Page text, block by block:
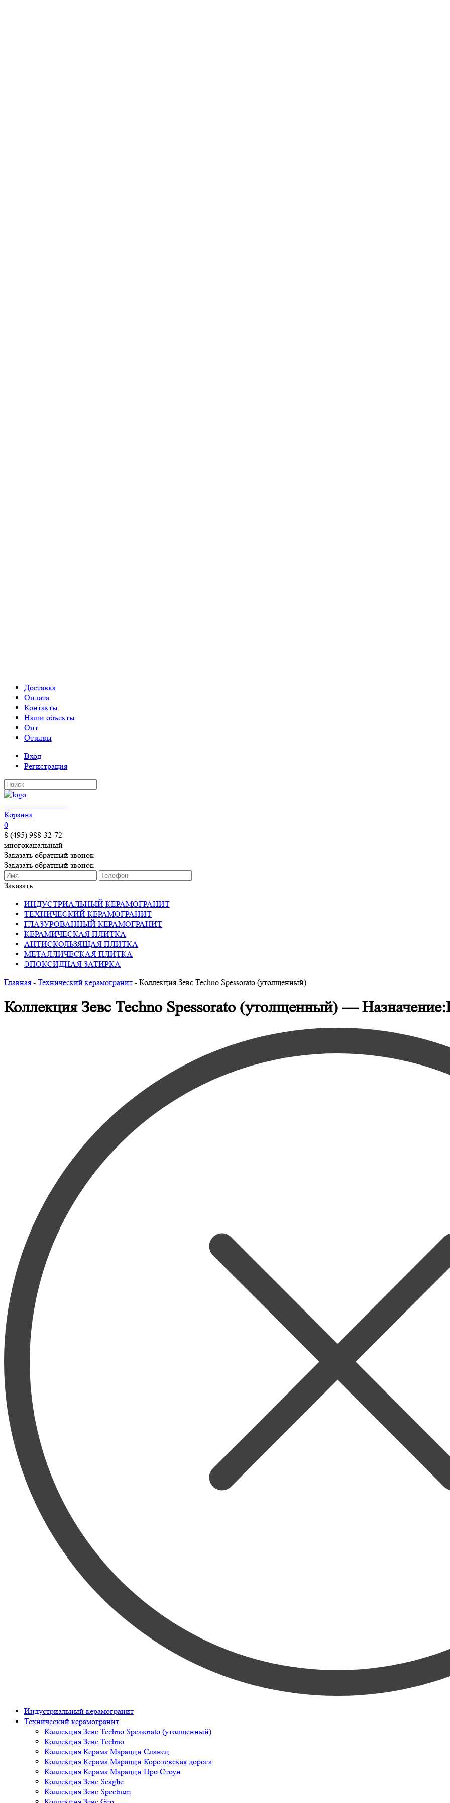
Доставка
Оплата
Контакты
Наши объекты
Опт
Отзывы
Вход
Регистрация
Корзина
0
8 (495) 988-32-72
многоканальный
Заказать обратный звонок
Заказать обратный звонок
Заказать
ИНДУСТРИАЛЬНЫЙ КЕРАМОГРАНИТ
ТЕХНИЧЕСКИЙ КЕРАМОГРАНИТ
ГЛАЗУРОВАННЫЙ КЕРАМОГРАНИТ
КЕРАМИЧЕСКАЯ ПЛИТКА
АНТИСКОЛЬЗЯЩАЯ ПЛИТКА
МЕТАЛЛИЧЕСКАЯ ПЛИТКА
ЭПОКСИДНАЯ ЗАТИРКА
Главная - Технический керамогранит - Коллекция Зевс Techno Spessorato (утолщенный)
Коллекция Зевс Techno Spessorato (утолщенный) —
Индустриальный керамогранит
Технический керамогранит
Коллекция Зевс Techno Spessorato (утолщенный)
Коллекция Зевс Techno
Коллекция Керама Марацци Сланец
Коллекция Керама Марацци Королевская дорога
Коллекция Керама Марацци Про Стоун
Коллекция Зевс Scaglie
Коллекция Зевс Spectrum